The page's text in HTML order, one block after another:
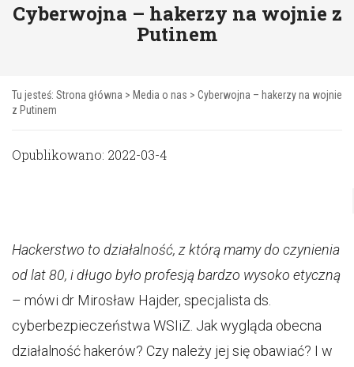
Cyberwojna – hakerzy na wojnie z
Putinem
Tu jesteś: Strona główna > Media o nas > Cyberwojna – hakerzy na wojnie
z Putinem
Opublikowano: 2022-03-4
Hackerstwo to działalność, z którą mamy do czynienia
od lat 80, i długo było profesją bardzo wysoko etyczną
– mówi dr Mirosław Hajder, specjalista ds.
cyberbezpieczeństwa WSIiZ. Jak wygląda obecna
działalność hakerów? Czy należy jej się obawiać? I w